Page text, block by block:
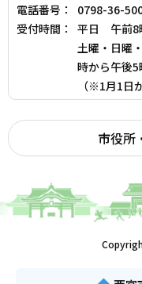
電話番号：
0798-36-
受付時間：
平日 午前8
土曜・日曜
時から午後5
（※1月1日
市役所